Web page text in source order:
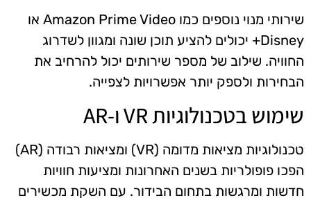
שירותי מנוי נוספים כמו Amazon Prime Video או
Disney+ יכולים להציע תוכן שונה ומגוון לשדרוג
החוויה. שילוב של מספר שירותים יכול להרחיב את
הבחירות ולספק יותר אפשרויות לצפייה.
שימוש בטכנולוגיות VR ו-AR
טכנולוגיות מציאות מדומה (VR) ומציאות רבודה (AR)
הפכו פופולריות בשנים האחרונות ומציעות חוויות
חדשות ומרגשות בתחום הבידור. עם השקת מכשירים